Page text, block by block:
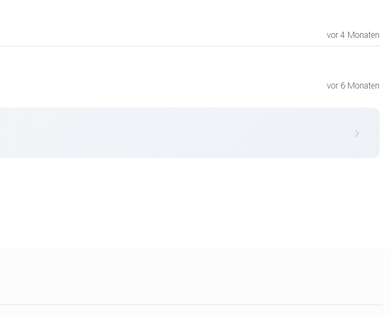
vor 4 Monaten
vor 6 Monaten